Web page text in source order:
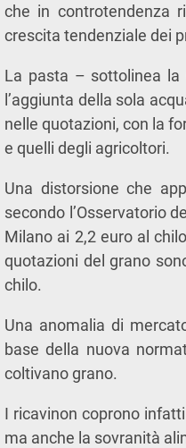
che in controtendenza
crescita tendenziale dei
La pasta – sottolinea la
l’aggiunta della sola
nelle quotazioni, con la
e quelli degli agricoltori.
Una distorsione che
secondo l’Osservatorio
Milano ai 2,2 euro al
quotazioni del grano
chilo.
Una anomalia di
base della nuova
coltivano grano.
I ricavinon coprono
ma anche la sovranità